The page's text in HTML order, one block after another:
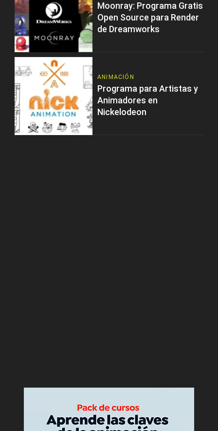
Moonray: Programa Gratis
Open Source para Render
de Dreamworks
ANIMACIÓN
Programa para Artistas y
Animadores en
Nickelodeon